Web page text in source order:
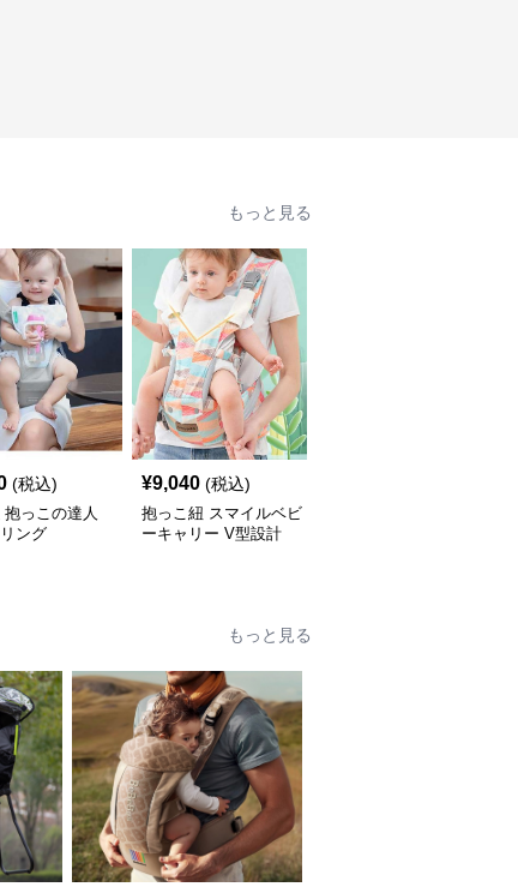
もっと見る
(税込)
っこの達人
ング
¥9,040 (税込)
抱っこ紐 スマイルベビ
ーキャリー V型設計
もっと見る